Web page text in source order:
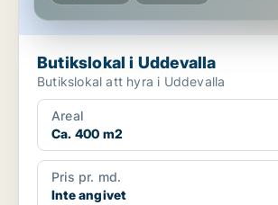
Butikslokal i Uddevalla
Butikslokal att hyra i Uddevalla
Areal
Ca. 400 m2
Pris pr. md.
Inte angivet